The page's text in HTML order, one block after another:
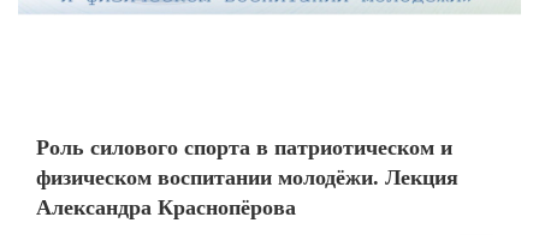
Роль силового спорта в патриотическом и
физическом воспитании молодёжи. Лекция
Александра Краснопёрова